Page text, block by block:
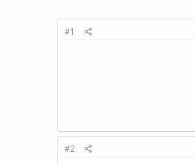
#1
#2